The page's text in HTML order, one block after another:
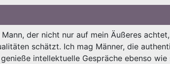
der nicht nur auf mein Äußeres
schätzt. Ich mag Männer, die
intellektuelle Gespräche ebenso wie